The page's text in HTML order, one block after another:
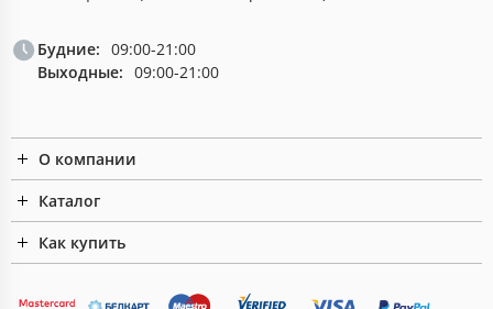
Будние: 09:00-21:00
Выходные: 09:00-21:00
О компании
Каталог
Как купить